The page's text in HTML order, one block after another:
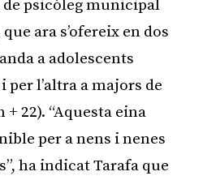
psicòleg municipal
ara s’ofereix en dos
a adolescents
i per l’altra a majors de
+ 22). “Aquesta eina
per a nens i nenes
ha indicat Tarafa que